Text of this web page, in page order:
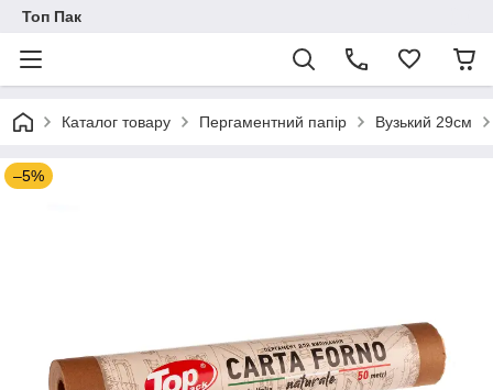
Топ Пак
Каталог товару Пергаментний папір Вузький 29см
–5%